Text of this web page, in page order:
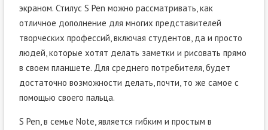
экраном. Стилус S Pen можно рассматривать, как
отличное дополнение для многих представителей
творческих профессий, включая студентов, да и просто
людей, которые хотят делать заметки и рисовать прямо
в своем планшете. Для среднего потребителя, будет
достаточно возможности делать, почти, то же самое с
помощью своего пальца.
S Pen, в семье Note, является гибким и простым в